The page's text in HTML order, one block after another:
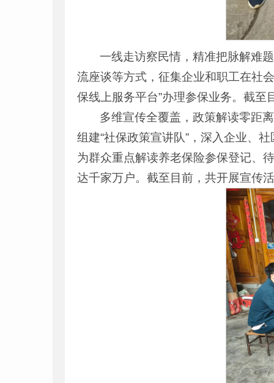
一线走访察民情，精准把脉解难
流座谈等方式，征集企业和职工在社
保线上服务平台”办理参保业务。截
多维宣传全覆盖，政策解读零距
组建“社保政策宣讲队”，深入企业、
为群众重点解读养老保险参保登记、
达千家万户。截至目前，共开展宣传